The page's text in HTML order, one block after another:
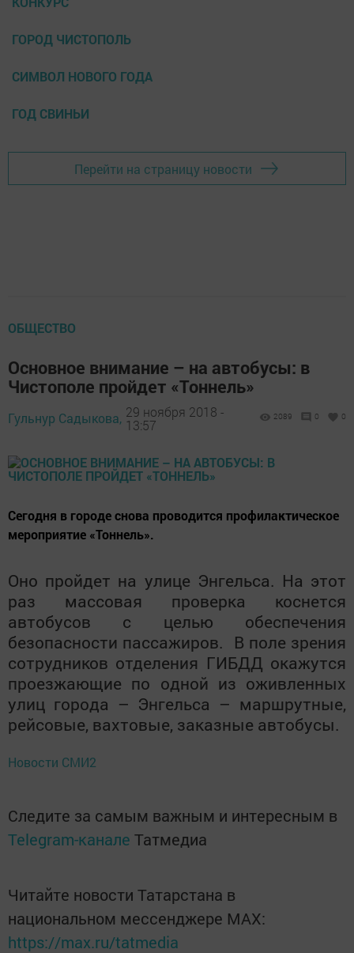
ГОРОД ЧИСТОПОЛЬ
СИМВОЛ НОВОГО ГОДА
ГОД СВИНЬИ
Перейти на страницу новости
ОБЩЕСТВО
Основное внимание – на автобусы: в
Чистополе пройдет «Тоннель»
Гульнур Садыкова, 29 ноября 2018 -
13:57
2089 0 0
Сегодня в городе снова проводится профилактическое
мероприятие «Тоннель».
Оно пройдет на улице Энгельса. На этот
раз массовая проверка коснется
автобусов с целью обеспечения
безопасности пассажиров. В поле зрения
сотрудников отделения ГИБДД окажутся
проезжающие по одной из оживленных
улиц города – Энгельса – маршрутные,
рейсовые, вахтовые, заказные автобусы.
Новости СМИ2
Следите за самым важным и интересным в
Telegram-канале Татмедиа
Читайте новости Татарстана в
национальном мессенджере MАХ:
https://max.ru/tatmedia